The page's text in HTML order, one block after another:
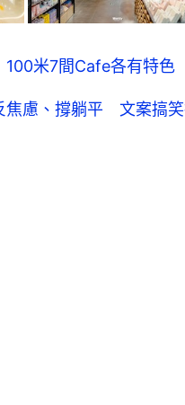
米7間Cafe各有特
焦慮、撐躺平 文案搞